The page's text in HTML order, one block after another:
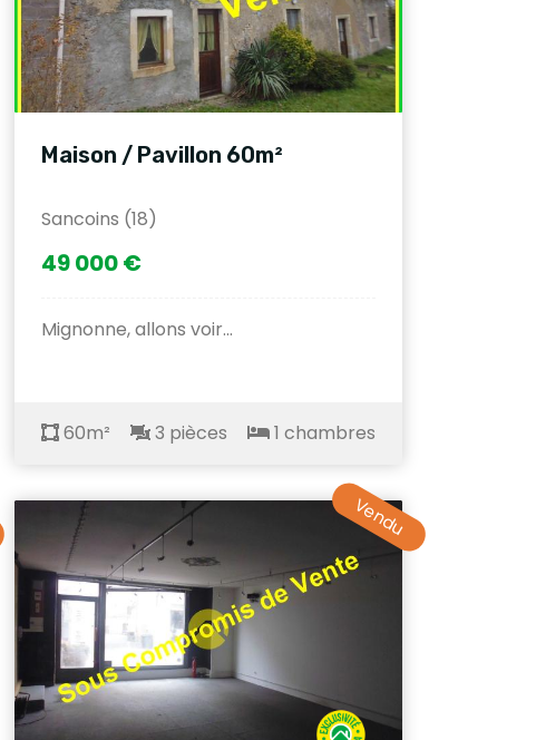
Maison / Pavillon 60m²
Sancoins (18)
49 000 €
Mignonne, allons voir...
60m² 3 pièces 1 chambres
Vendu